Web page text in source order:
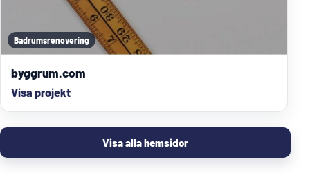
Badrumsrenovering
byggrum.com
Visa projekt
Visa alla hemsidor